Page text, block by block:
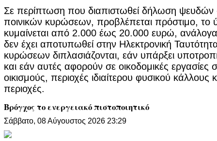
Σε περίπτωση που διαπιστωθεί δήλωση ψευδών
ποινικών κυρώσεων, προβλέπεται πρόστιμο, το
κυμαίνεται από 2.000 έως 20.000 ευρώ,
δεν έχει αποτυπωθεί στην Ηλεκτρονική
κυρώσεων διπλασιάζονται, εάν υπάρξει
και εάν αυτές αφορούν σε οικοδομικές
οικισμούς, περιοχές ιδιαίτερου φυσικού κάλλους
περιοχές.
Βρόγχος το ενεργειακό πιστοποιητικό
Σάββατο, 08 Αύγουστος 2026 23:29